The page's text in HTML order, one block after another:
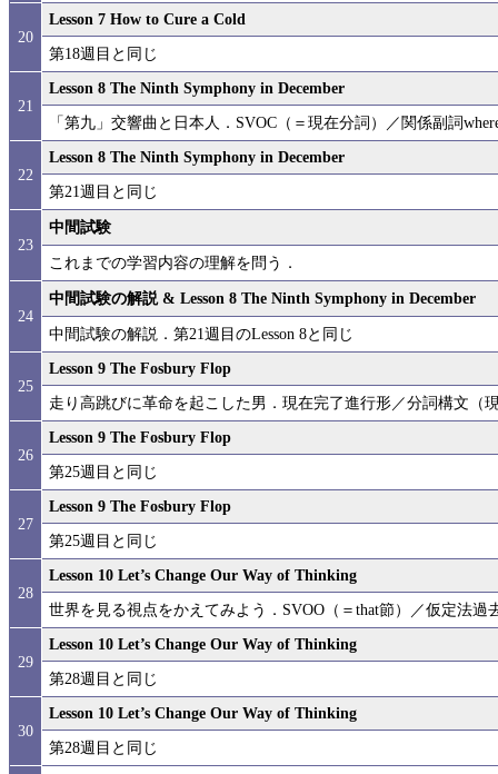
20
Lesson 7 How to Cure a Cold
第18週目と同じ
21
Lesson 8 The Ninth Symphony in December
「第九」交響曲と日本人．SVOC（＝現在分詞）／関係副詞
22
Lesson 8 The Ninth Symphony in December
第21週目と同じ
23
中間試験
これまでの学習内容の理解を問う．
24
中間試験の解説 & Lesson 8 The Ninth Symphony in December
中間試験の解説．第21週目のLesson 8と同じ
25
Lesson 9 The Fosbury Flop
走り高跳びに革命を起こした男．現在完了進行形／分詞構文（
26
Lesson 9 The Fosbury Flop
第25週目と同じ
27
Lesson 9 The Fosbury Flop
第25週目と同じ
28
Lesson 10 Let’s Change Our Way of Thinking
世界を見る視点をかえてみよう．SVOO（＝that節）／仮定法過
29
Lesson 10 Let’s Change Our Way of Thinking
第28週目と同じ
30
Lesson 10 Let’s Change Our Way of Thinking
第28週目と同じ